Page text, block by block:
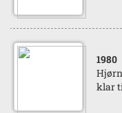
1980
klar